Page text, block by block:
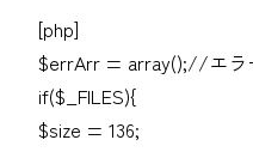
[php]
$errArr = array();//エラ
if($_FILES){
$size = 136;